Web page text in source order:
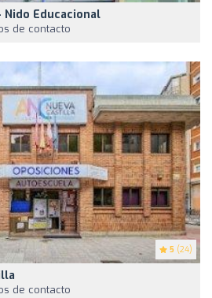
Nido Educacional
de contacto
5 (24)
de contacto